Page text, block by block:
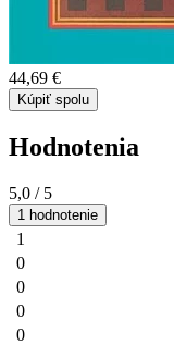
44,69 €
Kúpiť spolu
Hodnotenia
5,0 / 5
1 hodnotenie
1
0
0
0
0